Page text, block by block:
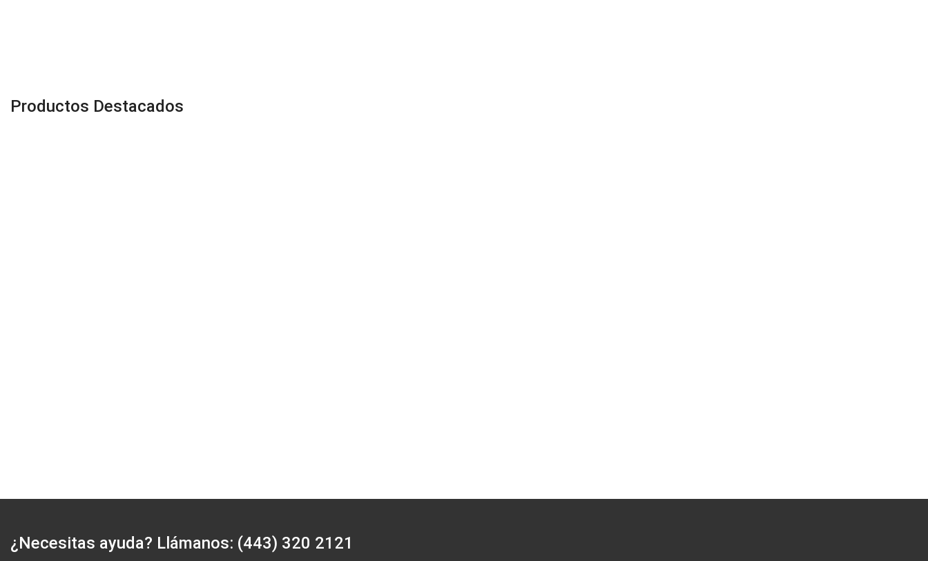
Productos Destacados
¿Necesitas ayuda? Llámanos: (443) 320 2121